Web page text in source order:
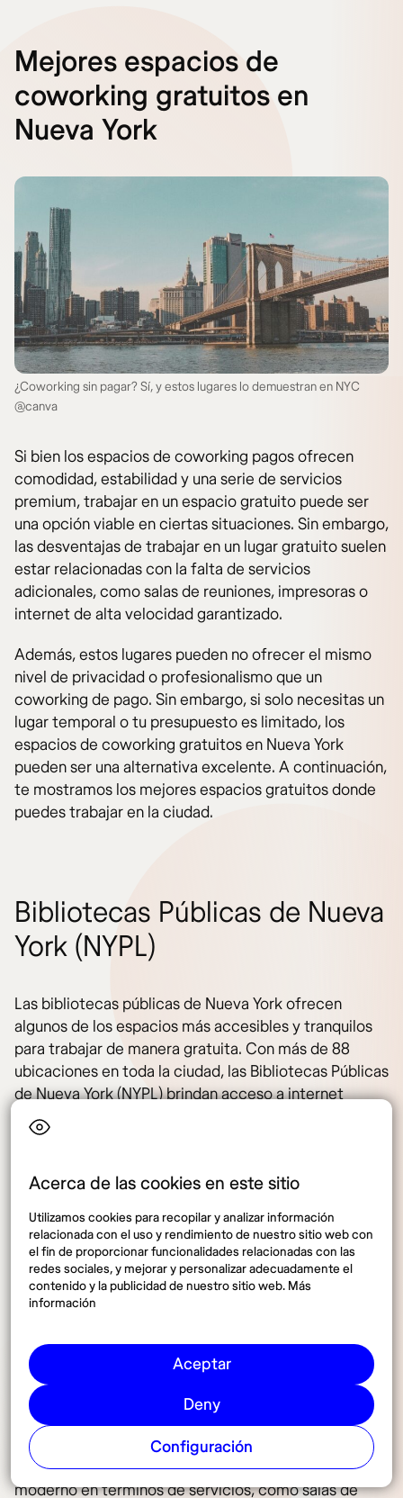
Acerca de las cookies en este sitio
Utilizamos cookies para recopilar y analizar información
relacionada con el uso y rendimiento de nuestro sitio web con
el fin de proporcionar funcionalidades relacionadas con las
redes sociales, y mejorar y personalizar adecuadamente el
contenido y la publicidad de nuestro sitio web. Más
información
Aceptar
Deny
Configuración
Mejores espacios de
coworking gratuitos en
Nueva York
¿Coworking sin pagar? Sí, y estos lugares lo demuestran en NYC
@canva
Si bien los espacios de coworking pagos ofrecen
comodidad, estabilidad y una serie de servicios
premium, trabajar en un espacio gratuito puede ser
una opción viable en ciertas situaciones. Sin embargo,
las desventajas de trabajar en un lugar gratuito suelen
estar relacionadas con la falta de servicios
adicionales, como salas de reuniones, impresoras o
internet de alta velocidad garantizado.
Además, estos lugares pueden no ofrecer el mismo
nivel de privacidad o profesionalismo que un
coworking de pago. Sin embargo, si solo necesitas un
lugar temporal o tu presupuesto es limitado, los
espacios de coworking gratuitos en Nueva York
pueden ser una alternativa excelente. A continuación,
te mostramos los mejores espacios gratuitos donde
puedes trabajar en la ciudad.
Bibliotecas Públicas de Nueva
York (NYPL)
Las bibliotecas públicas de Nueva York ofrecen
algunos de los espacios más accesibles y tranquilos
para trabajar de manera gratuita. Con más de 88
ubicaciones en toda la ciudad, las Bibliotecas Públicas
de Nueva York (NYPL) brindan acceso a internet
gratuito, mesas de trabajo, y en algunos casos, áreas
designadas para el uso de laptops. Entre las
Biblioteca Stephen A. Schwarzman en Manhattan y la
Biblioteca de Ciencias, Industria y Negocios.
El motivo por el cual este espacio es gratuito es su
carácter público y su misión de servir a la comunidad,
facilitando el acceso a la información y a recursos
digitales. Sus servicios incluyen acceso a WiFi,
un entorno culturalmente enriquecedor.
Una de las ventajas más destacadas es la tranquilidad
del espacio, ideal para quienes necesitan
concentrarse en un ambiente silencioso. Sin
embargo, no ofrece la flexibilidad de un coworking
moderno en términos de servicios, como salas de